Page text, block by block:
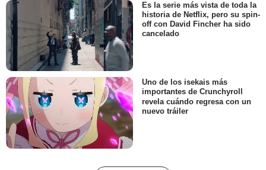
Es la serie más vista de toda la
historia de Netflix, pero su spin-
off con David Fincher ha sido
cancelado
Uno de los isekais más
importantes de Crunchyroll
revela cuándo regresa con un
nuevo tráiler